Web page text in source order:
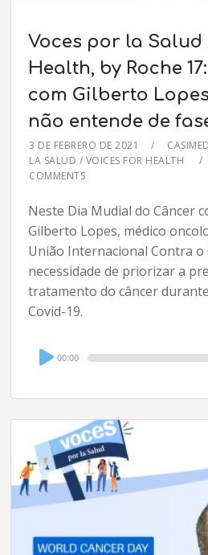
Voces por la
Health, by Roche
com Gilberto
não entende de
3 DE FEBRERO DE 2021
LA SALUD / VOICES FOR HEALTH
COMMENTS
Neste Dia Mudial do Câncer
Gilberto Lopes, médico
União Internacional Contra o
necessidade de priorizar a
tratamento do câncer
Covid-19.
Audio
Player
00:00